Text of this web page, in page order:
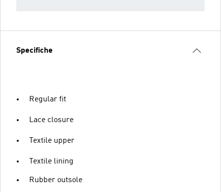
Specifiche
Regular fit
Lace closure
Textile upper
Textile lining
Rubber outsole